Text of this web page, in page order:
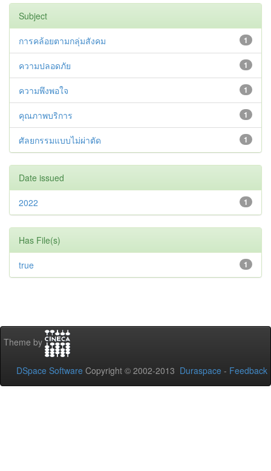
Subject
1
การคล้อยตามกลุ่มสังคม
1
ความปลอดภัย
1
ความพึงพอใจ
1
คุณภาพบริการ
1
ศัลยกรรมแบบไม่ผ่าตัด
Date issued
1
2022
Has File(s)
1
true
Theme by
DSpace Software Copyright © 2002-2013 Duraspace - Feedback